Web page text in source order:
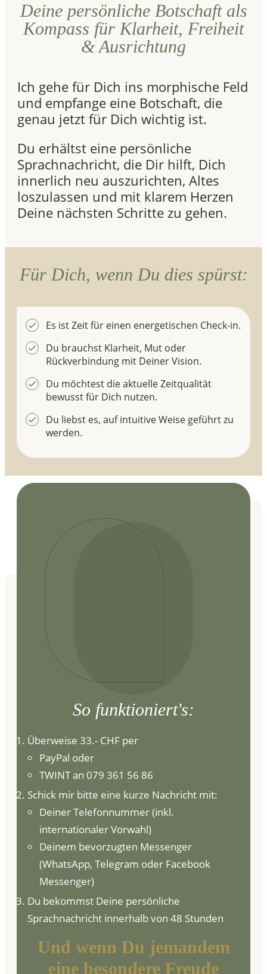
Deine persönliche Botschaft als
Kompass für Klarheit, Freiheit
& Ausrichtung
Ich gehe für Dich ins morphische Feld
und empfange eine Botschaft, die
genau jetzt für Dich wichtig ist.
Du erhältst eine persönliche
Sprachnachricht, die Dir hilft, Dich
innerlich neu auszurichten, Altes
loszulassen und mit klarem Herzen
Deine nächsten Schritte zu gehen.
Für Dich, wenn Du dies spürst:
Es ist Zeit für einen energetischen Check-in.
Du brauchst Klarheit, Mut oder
Rückverbindung mit Deiner Vision.
Du möchtest die aktuelle Zeitqualität
bewusst für Dich nutzen.
Du liebst es, auf intuitive Weise geführt zu
werden.
So funktioniert's:
Überweise 33.- CHF per
PayPal oder
TWINT an 079 361 56 86
Schick mir bitte eine kurze Nachricht mit:
Deiner Telefonnummer (inkl.
internationaler Vorwahl)
Deinem bevorzugten Messenger
(WhatsApp, Telegram oder Facebook
Messenger)
Du bekommst Deine persönliche
Sprachnachricht innerhalb von 48 Stunden
Und wenn Du jemandem
eine besondere Freude